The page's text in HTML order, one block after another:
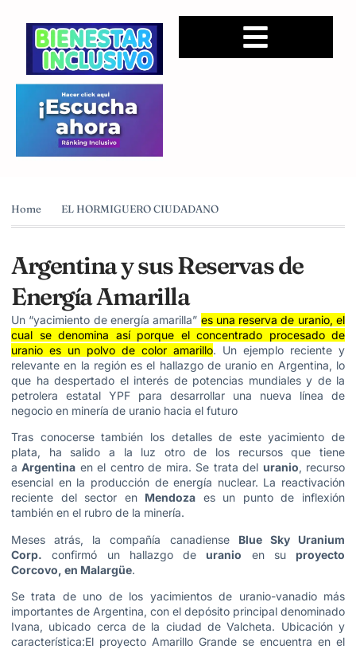
Home EL HORMIGUERO CIUDADANO
Argentina y sus Reservas de
Energía Amarilla
Un “yacimiento de energía amarilla” es una reserva de uranio, el
cual se denomina así porque el concentrado procesado de
uranio es un polvo de color amarillo. Un ejemplo reciente y
relevante en la región es el hallazgo de uranio en Argentina, lo
que ha despertado el interés de potencias mundiales y de la
petrolera estatal YPF para desarrollar una nueva línea de
negocio en minería de uranio hacia el futuro
Tras conocerse también los detalles de este yacimiento de
plata, ha salido a la luz otro de los recursos que tiene
aArgentina en el centro de mira. Se trata del uranio, recurso
esencial en la producción de energía nuclear. La reactivación
reciente del sector en Mendoza es un punto de inflexión
también en el rubro de la minería.
Meses atrás, la compañía canadiense Blue Sky Uranium
Corp. confirmó un hallazgo de uranio en su proyecto
Corcovo, en Malargüe.
Se trata de uno de los yacimientos de uranio-vanadio más
importantes de Argentina, con el depósito principal denominado
Ivana, ubicado cerca de la ciudad de Valcheta. Ubicación y
característica:El proyecto Amarillo Grande se encuentra en el